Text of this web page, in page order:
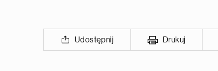
Udostępnij Drukuj